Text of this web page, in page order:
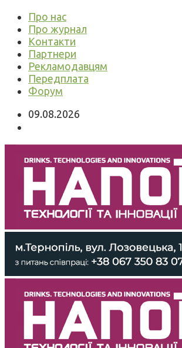
Про нас
Про журнал
Контакти
Партнери
Рекламодавцям
Передплата
Форум
09.08.2026